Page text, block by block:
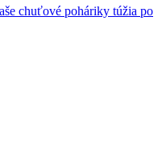
chuťové poháriky túžia po